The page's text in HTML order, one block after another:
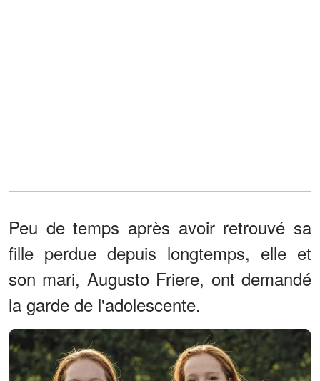
Peu de temps après avoir retrouvé sa
fille perdue depuis longtemps, elle et
son mari, Augusto Friere, ont demandé
la garde de l'adolescente.